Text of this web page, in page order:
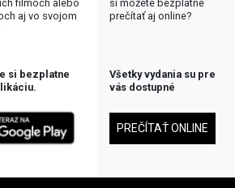
filmoch alebo
aj vo svojom
si bezplatne
si môžete bezplatne
prečítať aj online?
Všetky vydania su pre
vás dostupné
PREČÍTAŤ ONLINE